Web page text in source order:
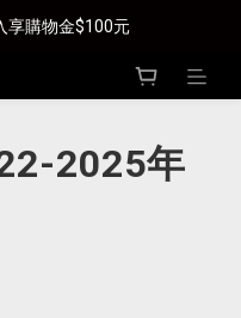
享購物金$100元
2025年